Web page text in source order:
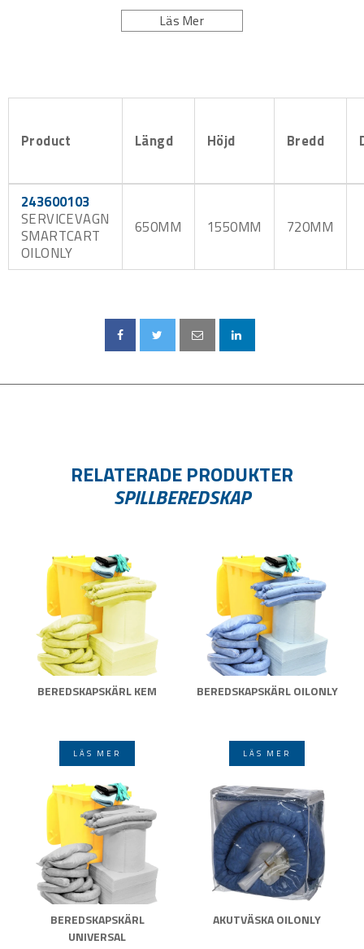
2 st ormar 8 cm x 3,0 meter, 2 st kuddar 40 x 40 cm, 30 st
non-woven torkdukar,
Läs Mer
Product Längd Höjd Bredd
243600103
SERVICEVAGN
SMARTCART
OILONLY
650MM 1550MM 720MM
RELATERADE PRODUKTER
SPILLBEREDSKAP
BEREDSKAPSKÄRL KEM
LÄS MER
BEREDSKAPSKÄRL OILONLY
LÄS MER
BEREDSKAPSKÄRL
UNIVERSAL
AKUTVÄSKA OILONLY